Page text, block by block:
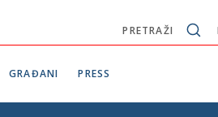
PRETRAŽI
GRAĐANI PRESS